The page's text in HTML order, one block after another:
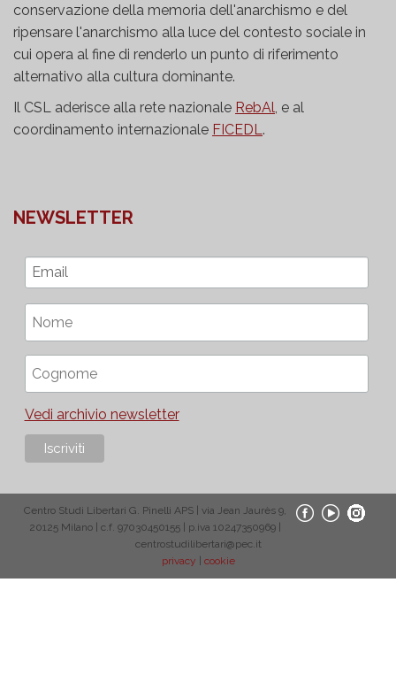
conservazione della memoria dell'anarchismo e del
ripensare l'anarchismo alla luce del contesto sociale in
cui opera al fine di renderlo un punto di riferimento
alternativo alla cultura dominante.
Il CSL aderisce alla rete nazionale RebAl , e al
coordinamento internazionale FICEDL .
NEWSLETTER
Vedi archivio newsletter
Centro Studi Libertari G. Pinelli APS | via Jean Jaurès 9,
20125 Milano | c.f. 97030450155 | p.iva 10247350969 |
centrostudilibertari@pec.it
privacy
cookie